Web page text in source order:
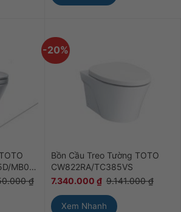
CW822NJWS/WH035D/MB005DG
₫
-20%
Bồn Cầu Treo Tường TOTO
CW822RA/TC385VS
7.340.000 ₫ 9.141.000₫
Xem Nhanh